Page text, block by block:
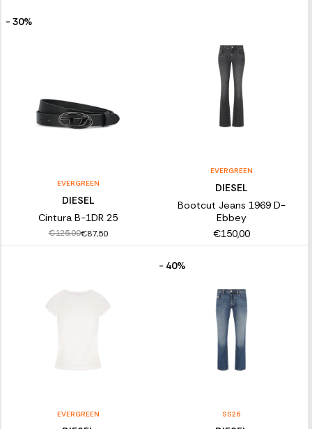
- 30%
EVERGREEN
DIESEL
Cintura B-1DR 25
€125,00€87,50
EVERGREEN
DIESEL
Bootcut Jeans 1969 D-
Ebbey
€150,00
EVERGREEN
- 40%
SS26